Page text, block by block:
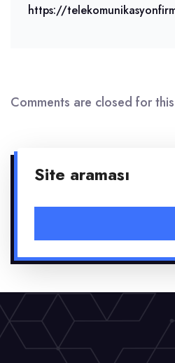
https://
Comments are closed for
Site araması